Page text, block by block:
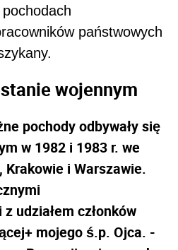
państwowych
wojennym
pochody odbywały się
w 1982 i 1983 r. we
Krakowie i Warszawie.
udziałem członków
mojego ś.p. Ojca. -